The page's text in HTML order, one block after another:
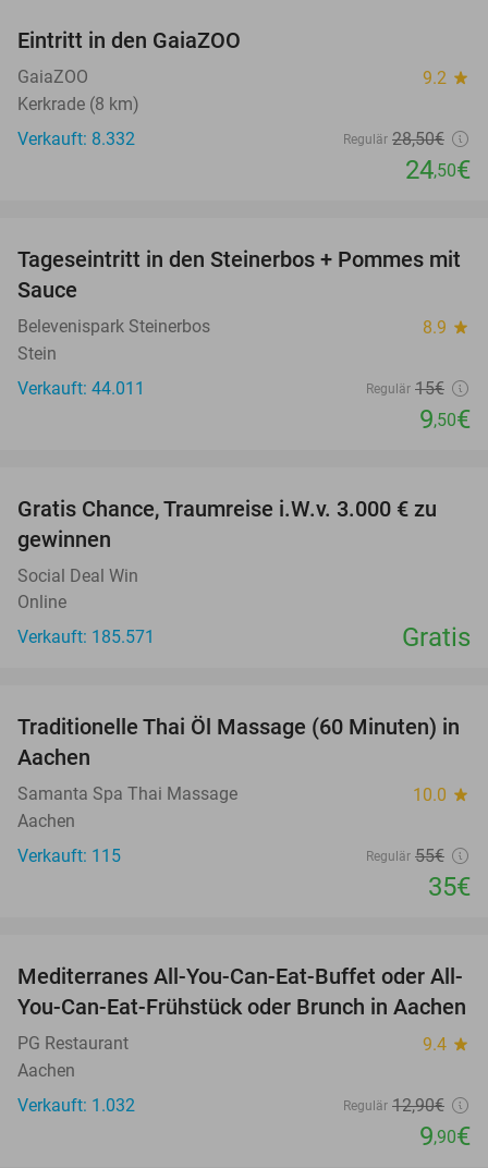
Eintritt in den GaiaZOO
GaiaZOO 9.2 star
Kerkrade (8 km)
Verkauft: 8.332
Regulär 28,50€
24,50€
37%
Tageseintritt in den Steinerbos + Pommes mit
Sauce
Belevenispark Steinerbos 8.9 star
Stein
Verkauft: 44.011
Regulär 15€
9,50€
Gratis Chance, Traumreise i.W.v. 3.000 € zu
gewinnen
Social Deal Win
Online
Verkauft: 185.571
Gratis
36%
Traditionelle Thai Öl Massage (60 Minuten) in
Aachen
Samanta Spa Thai Massage 10.0 star
Aachen
Verkauft: 115
Regulär 55€
35€
23%
Mediterranes All-You-Can-Eat-Buffet oder All-
You-Can-Eat-Frühstück oder Brunch in Aachen
PG Restaurant 9.4 star
Aachen
Verkauft: 1.032
Regulär 12,90€
9,90€